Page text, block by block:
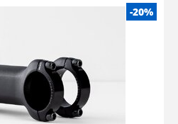
-20%